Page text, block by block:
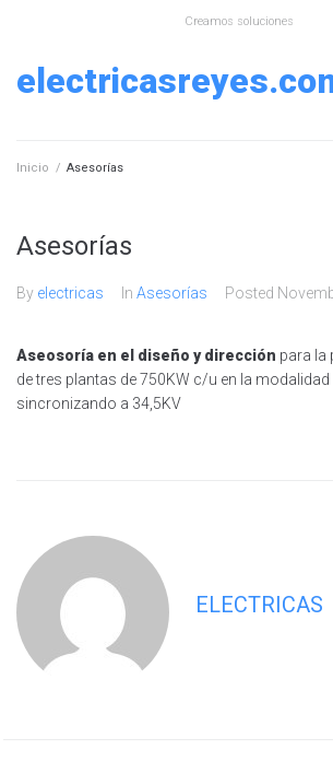
Creamos soluciones
Inicio / Asesorías
Asesorías
By electricas In Asesorías Posted
Aseosoría en el diseño y dirección para la
de tres plantas de 750KW c/u en la modalidad
sincronizando a 34,5KV
ELECTRICAS